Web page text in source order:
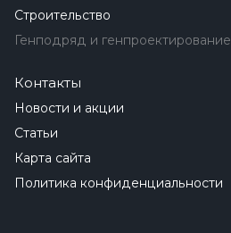
Строительство
Генподряд и генпроектирование
Контакты
Новости и акции
Статьи
Карта сайта
Политика конфиденциальности